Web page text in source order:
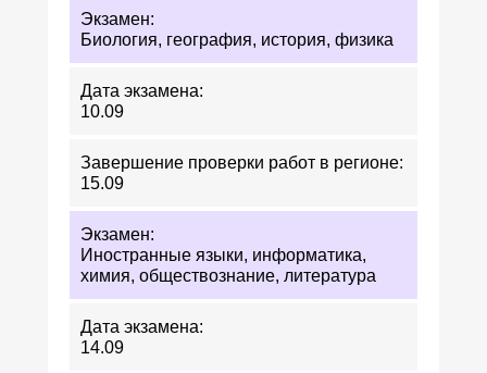
Биология, география, история, физика
10.09
15.09
Иностранные языки, информатика,
химия, обществознание, литература
14.09